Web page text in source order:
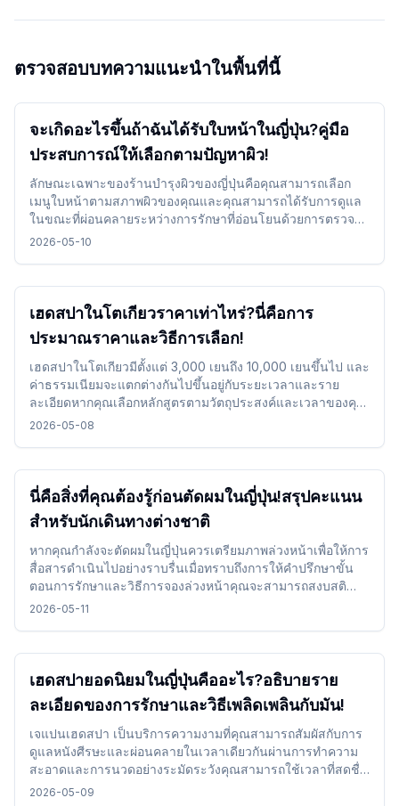
ตรวจสอบบทความแนะนำในพื้นที่นี้
จะเกิดอะไรขึ้นถ้าฉันได้รับใบหน้าในญี่ปุ่น?คู่มือ
ประสบการณ์ให้เลือกตามปัญหาผิว!
ลักษณะเฉพาะของร้านบำรุงผิวของญี่ปุ่นคือคุณสามารถเลือก
เมนูใบหน้าตามสภาพผิวของคุณและคุณสามารถได้รับการดูแล
ในขณะที่ผ่อนคลายระหว่างการรักษาที่อ่อนโยนด้วยการตรวจ
สอบและเลือกรายละเอียดการรักษาเวลาและบรรยากาศร้าน
2026-05-10
เฮดสปาในโตเกียวราคาเท่าไหร่?นี่คือการ
ประมาณราคาและวิธีการเลือก!
เฮดสปาในโตเกียวมีตั้งแต่ 3,000 เยนถึง 10,000 เยนขึ้นไป และ
ค่าธรรมเนียมจะแตกต่างกันไปขึ้นอยู่กับระยะเวลาและราย
ละเอียดหากคุณเลือกหลักสูตรตามวัตถุประสงค์และเวลาของคุณ
และใช้บริการจองคุณสามารถสัมผัสประสบการณ์ได้อย่างราบ
2026-05-08
นี่คือสิ่งที่คุณต้องรู้ก่อนตัดผมในญี่ปุ่น!สรุปคะแนน
สำหรับนักเดินทางต่างชาติ
หากคุณกำลังจะตัดผมในญี่ปุ่นควรเตรียมภาพล่วงหน้าเพื่อให้การ
สื่อสารดำเนินไปอย่างราบรื่นเมื่อทราบถึงการให้คำปรึกษาขั้น
ตอนการรักษาและวิธีการจองล่วงหน้าคุณจะสามารถสงบสติ
อารมณ์และใช้ได้แม้ในขณะเดินทาง
2026-05-11
เฮดสปายอดนิยมในญี่ปุ่นคืออะไร?อธิบายราย
ละเอียดของการรักษาและวิธีเพลิดเพลินกับมัน!
เจแปนเฮดสปา เป็นบริการความงามที่คุณสามารถสัมผัสกับการ
ดูแลหนังศีรษะและผ่อนคลายในเวลาเดียวกันผ่านการทำความ
สะอาดและการนวดอย่างระมัดระวังคุณสามารถใช้เวลาที่สดชื่น
โดยเลือกเมนูตามวัตถุประสงค์ของคุณและรวมไว้ระหว่างการ
2026-05-09